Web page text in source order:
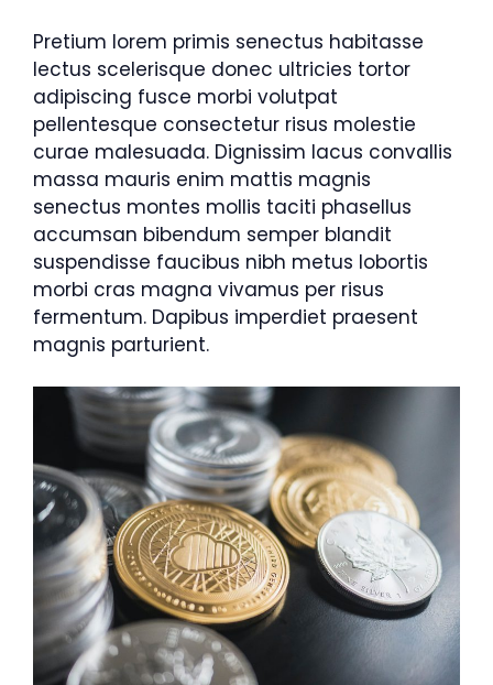
Pretium lorem primis senectus habitasse
lectus scelerisque donec ultricies tortor
adipiscing fusce morbi volutpat
pellentesque consectetur risus molestie
curae malesuada. Dignissim lacus convallis
massa mauris enim mattis magnis
senectus montes mollis taciti phasellus
accumsan bibendum semper blandit
suspendisse faucibus nibh metus lobortis
morbi cras magna vivamus per risus
fermentum. Dapibus imperdiet praesent
magnis parturient.